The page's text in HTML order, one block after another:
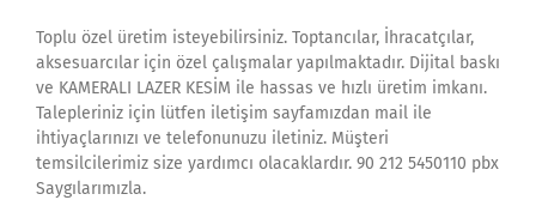
Toplu özel üretim isteyebilirsiniz. Toptancılar, İhracatçılar,
aksesuarcılar için özel çalışmalar yapılmaktadır. Dijital baskı
ve KAMERALI LAZER KESİM ile hassas ve hızlı üretim imkanı.
Talepleriniz için lütfen iletişim sayfamızdan mail ile
ihtiyaçlarınızı ve telefonunuzu iletiniz. Müşteri
temsilcilerimiz size yardımcı olacaklardır. 90 212 5450110 pbx
Saygılarımızla.